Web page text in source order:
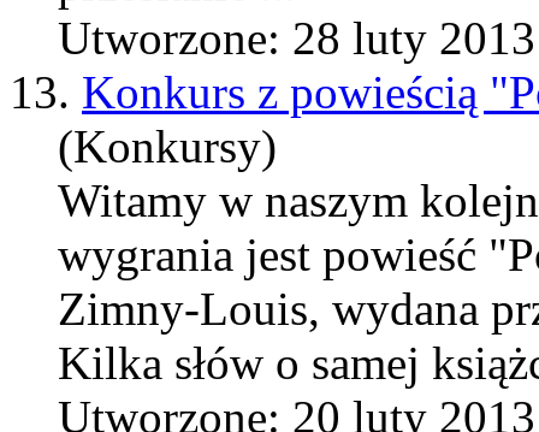
Utworzone: 28 luty 2013
13. Konkurs z powieścią
(Konkursy)
Witamy w naszym
wygrania jest powieść
Zimny-Louis, wydana
Kilka słów o samej
Utworzone: 20 luty 2013